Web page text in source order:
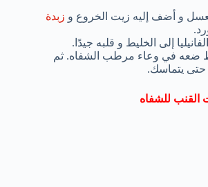
و أضف إليه زيت الخروع و زبدة
إلى الخليط و قلبه جيدًا.
ضعه في وعاء مرطب الشفاه. ثم
حتى يتماسك.